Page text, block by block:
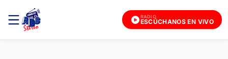
RADIO
ESCÚCHANOS EN VIVO